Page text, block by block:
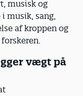
musisk og
musik, sang,
af kroppen og
vægt på